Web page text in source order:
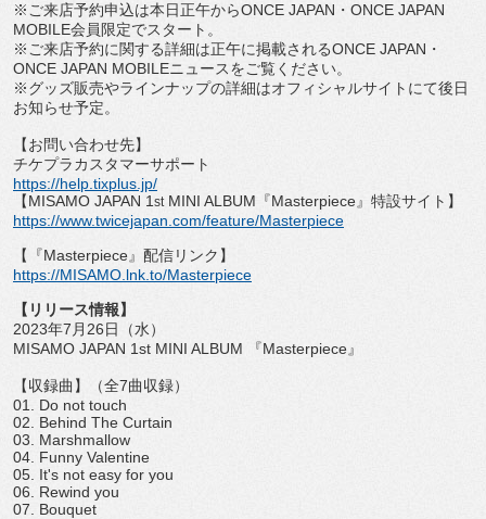
※ご来店予約申込は本日正午からONCE JAPAN ・ ONCE JAPAN
MOBILE会員限定でスタート。
※ご来店予約に関する詳細は正午に掲載されるONCE JAPAN ・
ONCE JAPAN MOBILEニュースをご覧ください。
※グッズ販売やラインナップの詳細はオフィシャルサイトにて後日
お知らせ予定。
【お問い合わせ先】
チケプラカスタマーサポート
https://help.tixplus.jp/
【MISAMO JAPAN 1 stMINI ALBUM 『Masterpiece』特設サイト】
https://www.twicejapan.com/feature/Masterpiece
【『Masterpiece』配信リンク】
https://MISAMO.lnk.to/Masterpiece
【リリース情報】
2023年7 月 26日（水）
MISAMO JAPAN 1st MINI ALBUM
『Masterpiece』
【収録曲】（全7曲収録）
01. Do not touch
02. Behind The Curtain
03. Marshmallow
04. Funny Valentine
05. It's not easy for you
06. Rewind you
07. Bouquet